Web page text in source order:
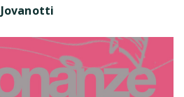
Jovanotti